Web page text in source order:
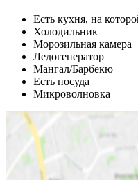
Есть кухня, на
Холодильник
Морозильная камера
Ледогенератор
Мангал/Барбекю
Есть посуда
Микроволновка